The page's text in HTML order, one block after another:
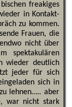
freakiges
in Kontakt-
zu kommen.
Frauen, die
nicht über
spektakulären
wieder deutlich
jeder für sich
sich in
lehnen….. aber
war nicht stark